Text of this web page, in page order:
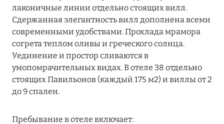
20 марта 2026
MARCH GRAND ESCAPE: ПРЕДЛОЖЕНИЕ ОТ Á
LA CARTE PREMIUM ПО ОТЕЛЮ WALDORF
ASTORIA MALDIVES ITHAAFUSHI, МАЛЬДИВЫ
Подробнее
MANDARIN ORIENTAL JUMEIRA — SUITE
лаконичные линии отдельно стоящих вилл.
Сдержанная элегантность вилл дополнена всеми
современными удобствами. Прохлада мрамора
согрета теплом оливы и греческого солнца.
Уединение и простор сливаются в
умопомрачительных видах. В отеле 38 отдельно
стоящих Павильонов (каждый 175 м2) и виллы от 2
до 9 спален.
Пребывание в отеле включает: